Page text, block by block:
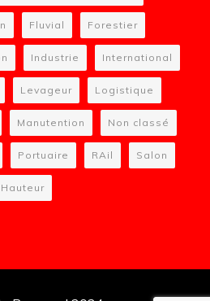
Fluvial Forestier
Industrie International
Levageur Logistique
Manutention Non classé
Portuaire RAil Salon